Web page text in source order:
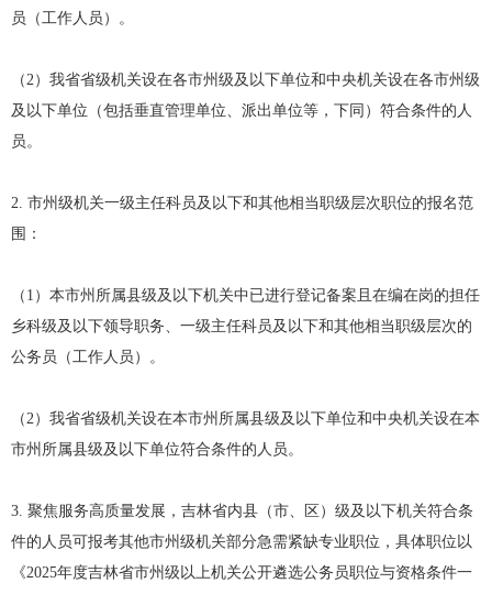
员（工作人员）。
（2）我省省级机关设在各市州级及以下单位和中央机关设在各市州级
及以下单位（包括垂直管理单位、派出单位等，下同）符合条件的人
员。
2. 市州级机关一级主任科员及以下和其他相当职级层次职位的报名范
围：
（1）本市州所属县级及以下机关中已进行登记备案且在编在岗的担任
乡科级及以下领导职务、一级主任科员及以下和其他相当职级层次的
公务员（工作人员）。
（2）我省省级机关设在本市州所属县级及以下单位和中央机关设在本
市州所属县级及以下单位符合条件的人员。
3. 聚焦服务高质量发展，吉林省内县（市、区）级及以下机关符合条
件的人员可报考其他市州级机关部分急需紧缺专业职位，具体职位以
《2025年度吉林省市州级以上机关公开遴选公务员职位与资格条件一